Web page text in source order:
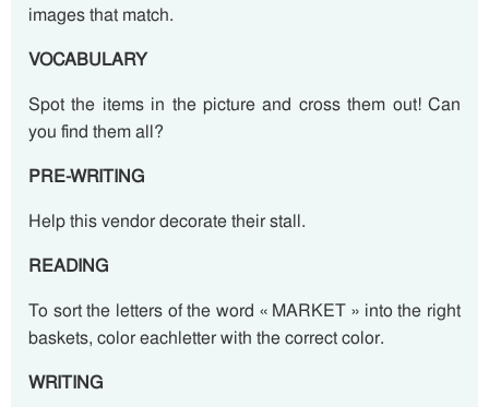
images that match.
VOCABULARY
Spot the items in the picture and cross them out! Can
you find them all?
PRE-WRITING
Help this vendor decorate their stall.
READING
To sort the letters of the word « MARKET » into the right
baskets, color eachletter with the correct color.
WRITING